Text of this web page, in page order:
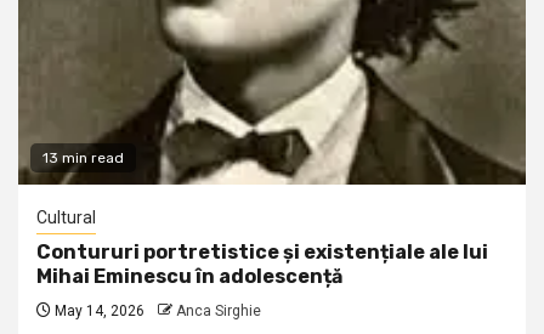
13 min read
Cultural
Contururi portretistice și existențiale ale lui
Mihai Eminescu în adolescență
May 14, 2026 Anca Sirghie